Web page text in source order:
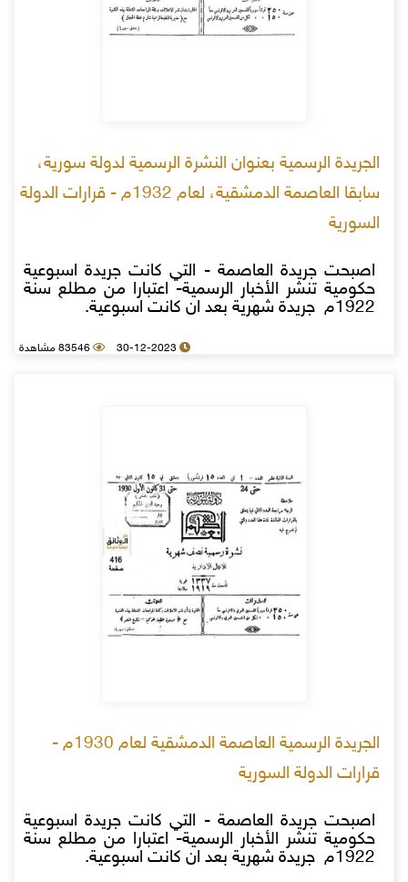
الجريدة الرسمية بعنوان النشرة الرسمية لدولة سورية،
سابقا العاصمة الدمشقية، لعام 1932م - قرارات الدولة
السورية
اصبحت جريدة العاصمة - التي كانت جريدة اسبوعية
حكومية تنشر الأخبار الرسمية- اعتبارا من مطلع سنة
1922م جريدة شهرية بعد ان كانت اسبوعية.
30-12-2023 83546 مشاهدة
الجريدة الرسمية العاصمة الدمشقية لعام 1930م -
قرارات الدولة السورية
اصبحت جريدة العاصمة - التي كانت جريدة اسبوعية
حكومية تنشر الأخبار الرسمية- اعتبارا من مطلع سنة
1922م جريدة شهرية بعد ان كانت اسبوعية.